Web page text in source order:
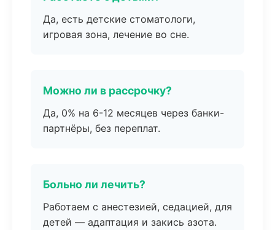
Да, есть детские стоматологи,
игровая зона, лечение во сне.
Можно ли в рассрочку?
Да, 0% на 6-12 месяцев через банки-
партнёры, без переплат.
Больно ли лечить?
Работаем с анестезией, седацией, для
детей — адаптация и закись азота.